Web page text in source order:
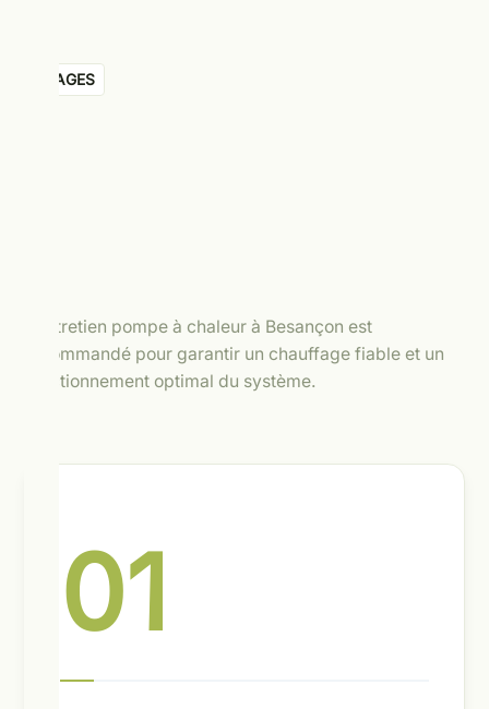
USAGES
L’entretien pompe à chaleur à Besançon est
recommandé pour garantir un chauffage fiable et un
fonctionnement optimal du système.
01